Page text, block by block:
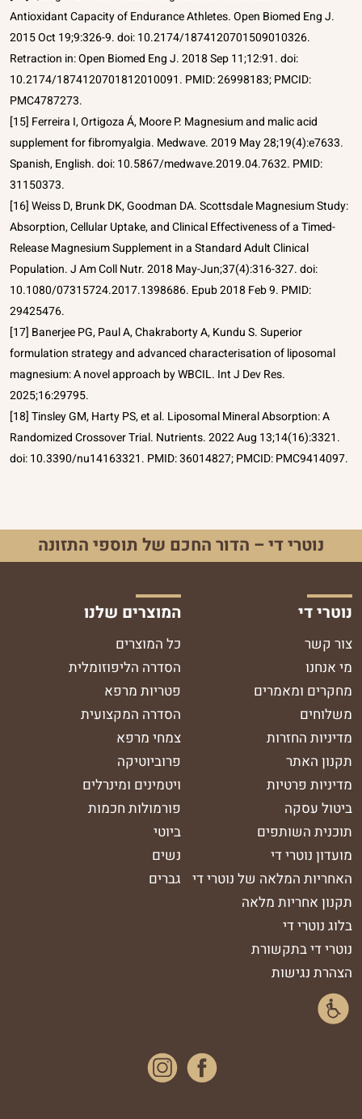
Antioxidant Capacity of Endurance Athletes. Open Biomed Eng J.
2015 Oct 19;9:326-9. doi: 10.2174/1874120701509010326.
Retraction in: Open Biomed Eng J. 2018 Sep 11;12:91. doi:
10.2174/1874120701812010091. PMID: 26998183; PMCID:
PMC4787273.
[15] Ferreira I, Ortigoza Á, Moore P. Magnesium and malic acid
supplement for fibromyalgia. Medwave. 2019 May 28;19(4):e7633.
Spanish, English. doi: 10.5867/medwave.2019.04.7632. PMID:
31150373.
[16] Weiss D, Brunk DK, Goodman DA. Scottsdale Magnesium Study:
Absorption, Cellular Uptake, and Clinical Effectiveness of a Timed-
Release Magnesium Supplement in a Standard Adult Clinical
Population. J Am Coll Nutr. 2018 May-Jun;37(4):316-327. doi:
10.1080/07315724.2017.1398686. Epub 2018 Feb 9. PMID:
29425476.
[17] Banerjee PG, Paul A, Chakraborty A, Kundu S. Superior
formulation strategy and advanced characterisation of liposomal
magnesium: A novel approach by WBCIL. Int J Dev Res.
2025;16:29795.
[18] Tinsley GM, Harty PS, et al. Liposomal Mineral Absorption: A
Randomized Crossover Trial. Nutrients. 2022 Aug 13;14(16):3321.
doi: 10.3390/nu14163321. PMID: 36014827; PMCID: PMC9414097.
נוטרי די – הדור החכם של תוספי התזונה
נוטרי די
צור קשר
מי אנחנו
מחקרים ומאמרים
משלוחים
מדיניות החזרות
תקנון האתר
מדיניות פרטיות
ביטול עסקה
תוכנית השותפים
מועדון נוטרי די
האחריות המלאה של נוטרי די
תקנון אחריות מלאה
בלוג נוטרי די
נוטרי די בתקשורת
הצהרת נגישות
המוצרים שלנו
כל המוצרים
הסדרה הליפוזומלית
פטריות מרפא
הסדרה המקצועית
צמחי מרפא
פרוביוטיקה
ויטמינים ומינרלים
פורמולות חכמות
ביוטי
נשים
גברים